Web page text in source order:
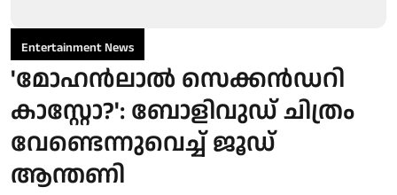
Entertainment News
'മോഹൻലാൽ സെക്കൻഡറി
കാസ്റ്റോ?': ബോളിവുഡ് ചിത്രം
വേണ്ടെന്നുവെച്ച് ജൂഡ്
ആന്തണി